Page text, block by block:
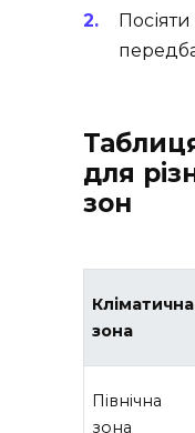
для
зон
Кліматична
зона
Північна
зона